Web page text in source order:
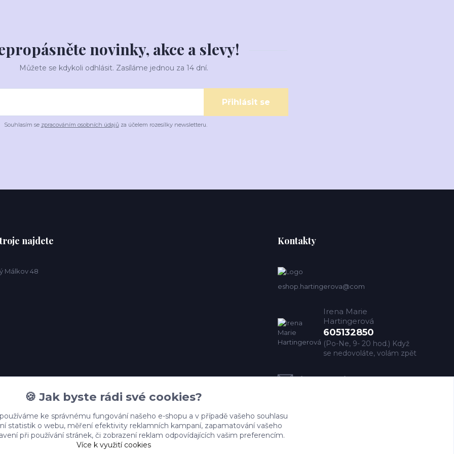
novinky, akce a slevy!
Můžete se kdykoli odhlásit. Zasíláme jednou za 14 dní.
Přihlásit se
Souhlasím se zpracováním osobních údajůza účelem rozesílky newsletteru.
najdete
Málkov 48
Kontakty
eshop.hartingerova@com
Irena Marie
Hartingerová
605132850
(Po-Ne, 9- 20 hod.) Když
se nedovoláte, volám zpět
imh@hartingerova.com
🍪 Jak byste rádi své cookies?
ke správnému fungování našeho e-shopu a v případě vašeho souhlasu
statistik o webu, měření efektivity reklamních kampaní, zapamatování vašeho
při používání stránek, či zobrazení reklam odpovídajících vašim preferencím.
Více k využití cookies